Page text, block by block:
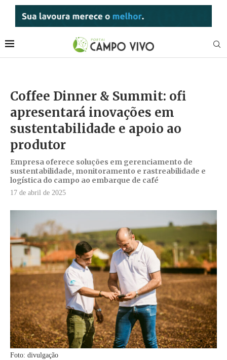
Coffee Dinner & Summit: ofi
apresentará inovações em
sustentabilidade e apoio ao
produtor
Empresa oferece soluções em gerenciamento de
sustentabilidade, monitoramento e rastreabilidade e
logística do campo ao embarque de café
17 de abril de 2025
Foto: divulgação